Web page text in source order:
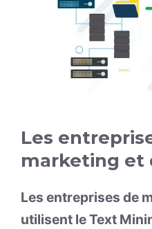
Les
marketing et
Les entreprises de
utilisent le Text